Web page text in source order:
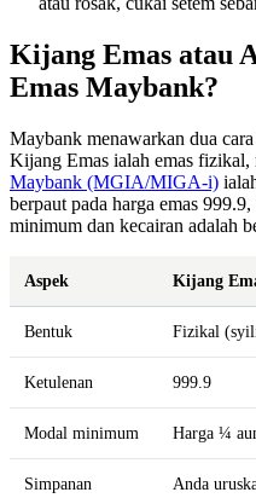
Kijang Emas atau
Emas Maybank?
Maybank menawarkan dua
Kijang Emas ialah emas fizikal,
Maybank (MGIA/MIGA-i)
berpaut pada harga emas
minimum dan kecairan adalah
Aspek Kijang
Bentuk Fizikal
Ketulenan 999.9
Modal minimum Harga ¼
Simpanan Anda